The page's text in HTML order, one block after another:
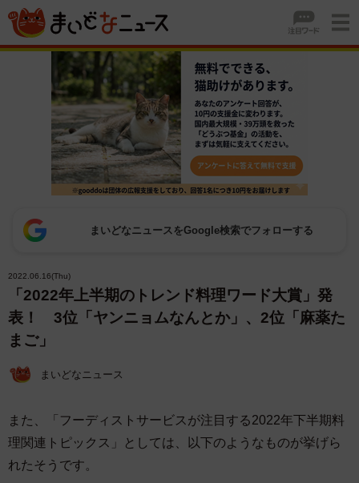
まいどなニュースをGoogle検索でフォローする
2022.06.16(Thu)
「2022年上半期のトレンド料理ワード大賞」発
表！ 3位「ヤンニョムなんとか」、2位「麻薬た
まご」
まいどなニュース
また、「フーディストサービスが注目する2022年下半期料
理関連トピックス」としては、以下のようなものが挙げら
れたそうです。